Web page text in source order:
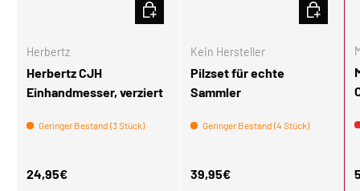
Herbertz
Herbertz CJH
Einhandmesser, verziert
Geringer Bestand (3 Stück)
Normaler Preis
24,95€
IN DEN WARENKORB
Kein Hersteller
Pilzset für echte
Sammler
Geringer Bestand (4 Stück)
Normaler Preis
39,95€
IN DEN